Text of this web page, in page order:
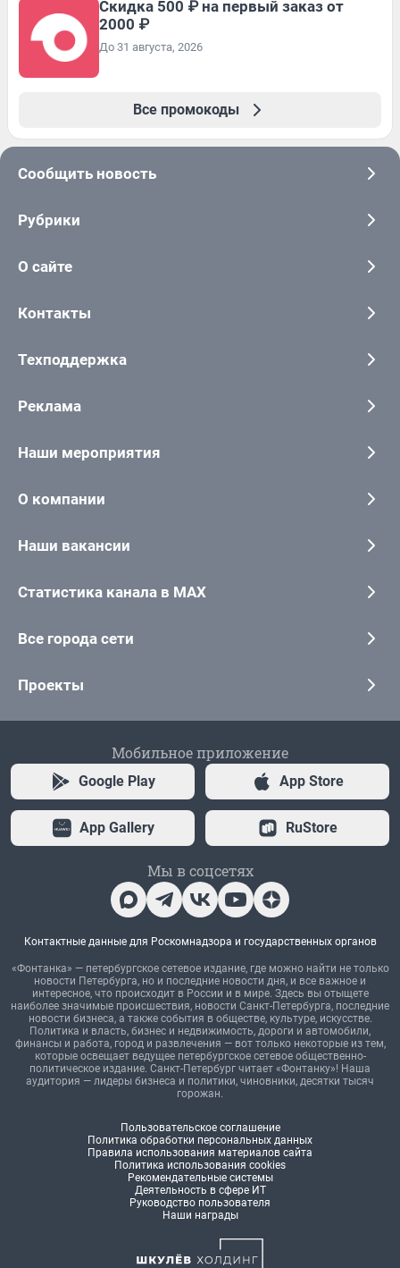
Скидка 500 ₽ на первый заказ от
2000 ₽
До 31 августа, 2026
Все промокоды
Сообщить новость
Рубрики
О сайте
Контакты
Техподдержка
Реклама
Наши мероприятия
О компании
Наши вакансии
Статистика канала в MAX
Все города сети
Проекты
Мобильное приложение
Google Play App Store
App Gallery RuStore
Мы в соцсетях
Контактные данные для Роскомнадзора и государственных органов
«Фонтанка» — петербургское сетевое издание, где можно найти не только
новости Петербурга, но и последние новости дня, и все важное и
интересное, что происходит в России и в мире. Здесь вы отыщете
наиболее значимые происшествия, новости Санкт-Петербурга, последние
новости бизнеса, а также события в обществе, культуре, искусстве.
Политика и власть, бизнес и недвижимость, дороги и автомобили,
финансы и работа, город и развлечения — вот только некоторые из тем,
которые освещает ведущее петербургское сетевое общественно-
политическое издание. Санкт-Петербург читает «Фонтанку»! Наша
аудитория — лидеры бизнеса и политики, чиновники, десятки тысяч
горожан.
Пользовательское соглашение
Политика обработки персональных данных
Правила использования материалов сайта
Политика использования cookies
Рекомендательные системы
Деятельность в сфере ИТ
Руководство пользователя
Наши награды